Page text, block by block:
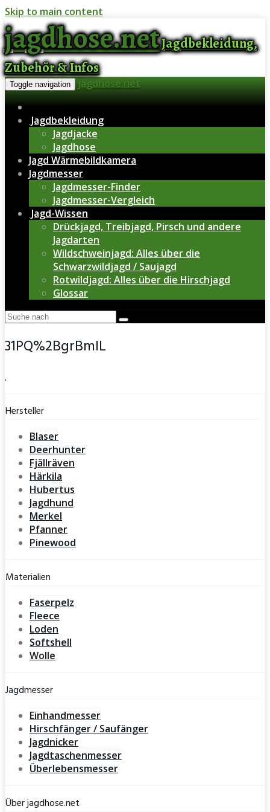
Skip to main content
jagdhose.netJagdbekleidung,
Zubehör & Infos
Toggle navigation jagdhose.net
Jagdbekleidung
Jagdjacke
Jagdhose
Jagd Wärmebildkamera
Jagdmesser
Jagdmesser-Finder
Jagdmesser-Vergleich
Jagd-Wissen
Drückjagd, Treibjagd, Pirsch und andere
Jagdarten
Wildschweinjagd: Alles über die
Schwarzwildjagd / Saujagd
Rotwildjagd: Alles über die Hirschjagd
Glossar
31PQ%2BgrBmIL
Hersteller
Blaser
Deerhunter
Fjällräven
Härkila
Hubertus
Jagdhund
Merkel
Pfanner
Pinewood
Materialien
Faserpelz
Fleece
Loden
Softshell
Wolle
Jagdmesser
Einhandmesser
Hirschfänger / Saufänger
Jagdnicker
Jagdtaschenmesser
Überlebensmesser
Über jagdhose.net